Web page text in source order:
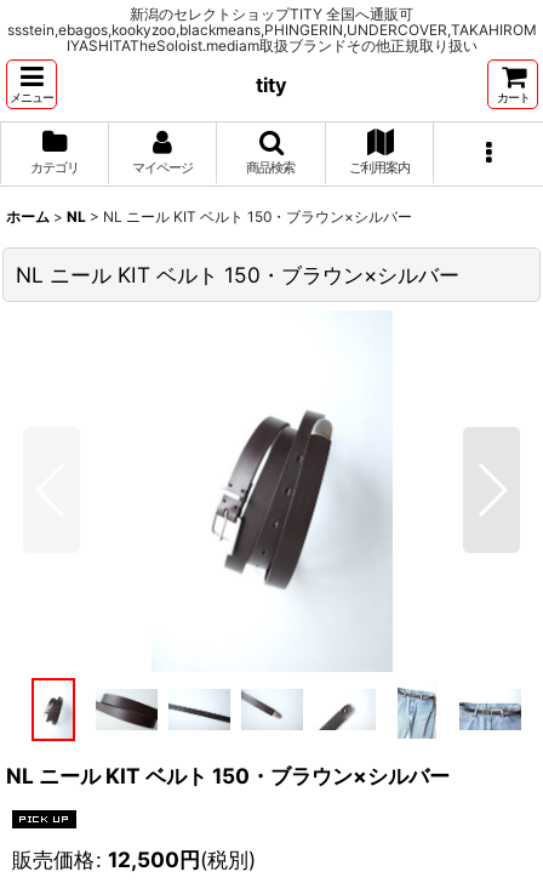
新潟のセレクトショップTITY 全国へ通販可
ssstein,ebagos,kookyzoo,blackmeans,PHINGERIN,UNDERCOVER,TAKAHIROM
IYASHITATheSoloist.mediam取扱ブランドその他正規取り扱い
メニュー
tity
カート
カテゴリ マイページ 商品検索 ご利用案内
ホーム > NL > NL ニール KIT ベルト 150・ブラウン×シルバー
NL ニール KIT ベルト 150・ブラウン×シルバー
NL ニール KIT ベルト 150・ブラウン×シルバー
販売価格: 12,500円(税別)